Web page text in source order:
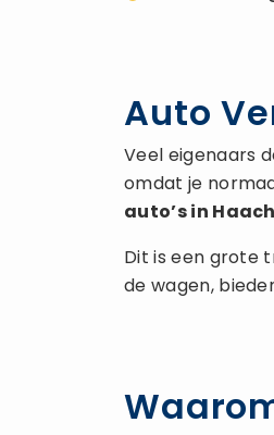
Auto
Veel eigenaars
omdat je
auto’s in
Dit is een grote
de wagen,